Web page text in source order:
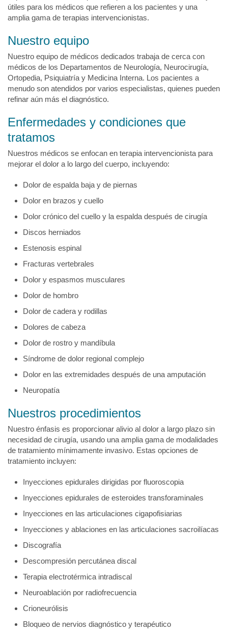
útiles para los médicos que refieren a los pacientes y una
amplia gama de terapias intervencionistas.
Nuestro equipo
Nuestro equipo de médicos dedicados trabaja de cerca con
médicos de los Departamentos de Neurología, Neurocirugía,
Ortopedia, Psiquiatría y Medicina Interna. Los pacientes a
menudo son atendidos por varios especialistas, quienes pueden
refinar aún más el diagnóstico.
Enfermedades y condiciones que
tratamos
Nuestros médicos se enfocan en terapia intervencionista para
mejorar el dolor a lo largo del cuerpo, incluyendo:
Dolor de espalda baja y de piernas
Dolor en brazos y cuello
Dolor crónico del cuello y la espalda después de cirugía
Discos herniados
Estenosis espinal
Fracturas vertebrales
Dolor y espasmos musculares
Dolor de hombro
Dolor de cadera y rodillas
Dolores de cabeza
Dolor de rostro y mandíbula
Síndrome de dolor regional complejo
Dolor en las extremidades después de una amputación
Neuropatía
Nuestros procedimientos
Nuestro énfasis es proporcionar alivio al dolor a largo plazo sin
necesidad de cirugía, usando una amplia gama de modalidades
de tratamiento mínimamente invasivo. Estas opciones de
tratamiento incluyen:
Inyecciones epidurales dirigidas por fluoroscopia
Inyecciones epidurales de esteroides transforaminales
Inyecciones en las articulaciones cigapofisiarias
Inyecciones y ablaciones en las articulaciones sacroilíacas
Discografía
Descompresión percutánea discal
Terapia electrotérmica intradiscal
Neuroablación por radiofrecuencia
Crioneurólisis
Bloqueo de nervios diagnóstico y terapéutico